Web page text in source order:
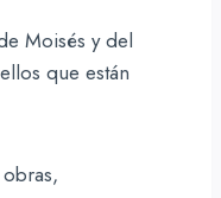
Moisés y del
que están